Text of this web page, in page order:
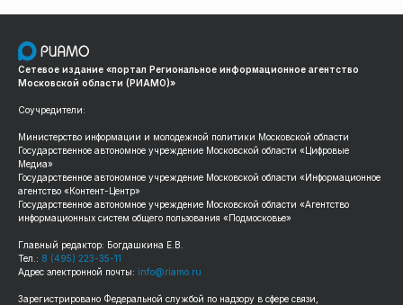
Сетевое издание «портал Региональное информационное агентство
Московской области (РИАМО)»
Соучредители:
Министерство информации и молодежной политики Московской области
Государственное автономное учреждение Московской области «Цифровые
Медиа»
Государственное автономное учреждение Московской области «Информационное
агентство «Контент-Центр»
Государственное автономное учреждение Московской области «Агентство
информационных систем общего пользования «Подмосковье»
Главный редактор: Богдашкина Е.В.
Тел.: 8 (495) 223-35-11
Адрес электронной почты: info@riamo.ru
Зарегистрировано Федеральной службой по надзору в сфере связи,